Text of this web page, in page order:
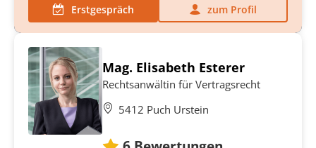
Erstgespräch zum Profil
Mag. Elisabeth Esterer
Rechtsanwältin für Vertragsrecht
5412 Puch Urstein